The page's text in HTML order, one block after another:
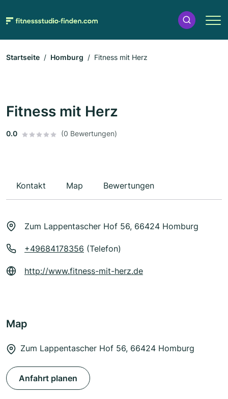
Startseite Homburg Fitness mit Herz
Fitness mit Herz
0.0 (0 Bewertungen)
Kontakt Map Bewertungen
Zum Lappentascher Hof 56, 66424 Homburg
+49684178356 (Telefon)
http://www.fitness-mit-herz.de
Map
Zum Lappentascher Hof 56, 66424 Homburg
Anfahrt planen